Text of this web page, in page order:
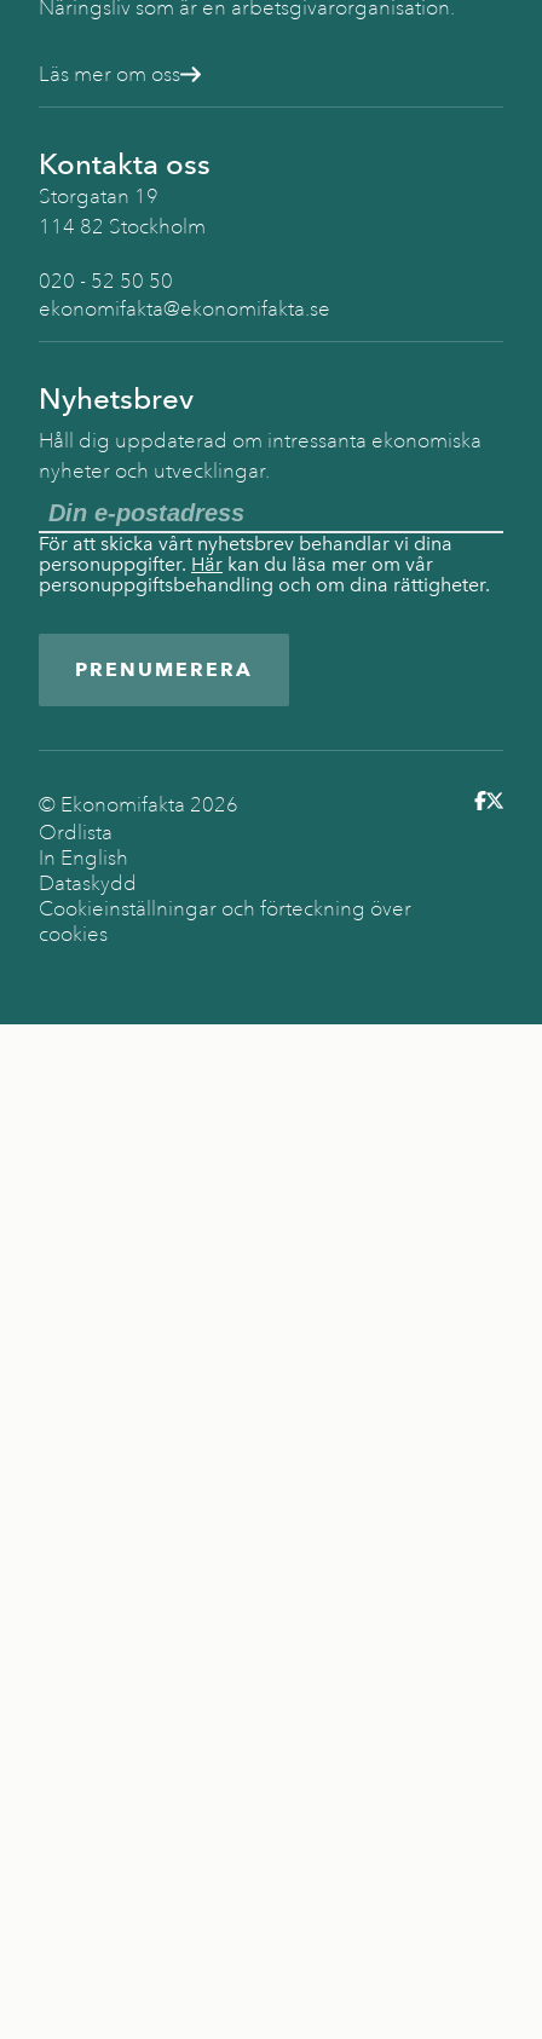
Näringsliv som är en arbetsgivarorganisation.
Läs mer om oss
Kontakta oss
Storgatan 19
114 82 Stockholm
020 - 52 50 50
ekonomifakta@ekonomifakta.se
Nyhetsbrev
Håll dig uppdaterad om intressanta ekonomiska
nyheter och utvecklingar.
För att skicka vårt nyhetsbrev behandlar vi dina
personuppgifter. Här kan du läsa mer om vår
personuppgiftsbehandling och om dina rättigheter.
PRENUMERERA
© Ekonomifakta 2026
Ordlista
In English
Dataskydd
Cookieinställningar och förteckning över
cookies